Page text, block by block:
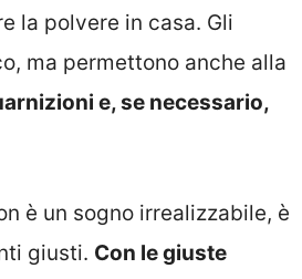
la polvere in casa. Gli
ma permettono anche alla
e, se necessario,
è un sogno irrealizzabile, è
giusti. Con le giuste